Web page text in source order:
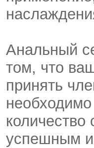
Анальный
том, что
принять
успешным